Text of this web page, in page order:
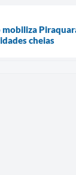
mobiliza
cheias